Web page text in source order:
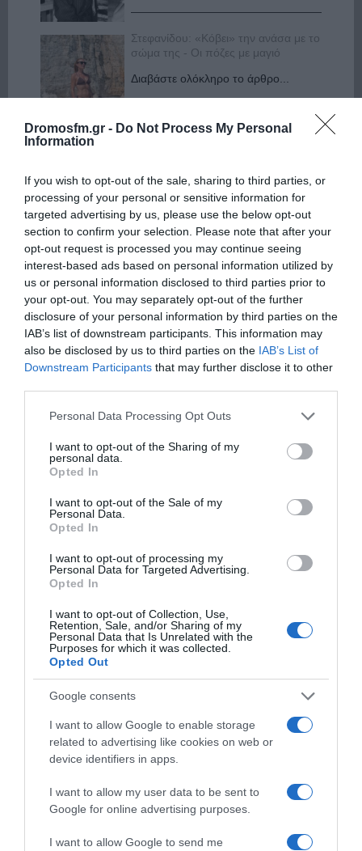
Dromosfm.gr - Do Not Process My Personal
Information
If you wish to opt-out of the sale, sharing to third parties, or
processing of your personal or sensitive information for
targeted advertising by us, please use the below opt-out
section to confirm your selection. Please note that after your
opt-out request is processed you may continue seeing
interest-based ads based on personal information utilized by
us or personal information disclosed to third parties prior to
your opt-out. You may separately opt-out of the further
disclosure of your personal information by third parties on the
IAB’s list of downstream participants. This information may
also be disclosed by us to third parties on the IAB’s List of
Downstream Participants that may further disclose it to other
Please note that this website/app uses one or more Google
not limited to your visit or usage behaviour. You may click to
grant or deny consent to Google and its third-party tags to
use your data for below specified purposes in below Google
consent section.
Personal Data Processing Opt Outs
I want to opt-out of the Sharing of my
personal data.
Opted In
I want to opt-out of the Sale of my
Personal Data.
Opted In
I want to opt-out of processing my
Personal Data for Targeted Advertising.
Opted In
I want to opt-out of Collection, Use,
Retention, Sale, and/or Sharing of my
Personal Data that Is Unrelated with the
Purposes for which it was collected.
Opted Out
Google consents
I want to allow Google to enable storage
related to advertising like cookies on web or
device identifiers in apps.
I want to allow my user data to be sent to
Google for online advertising purposes.
I want to allow Google to send me
Στεφανίδου: «Κόβει» την ανάσα με το
σώμα της - Οι πόζες με μαγιό
Διαβάστε ολόκληρο το άρθρο...
Διαβάστε ολόκληρο το άρθρο...
Γιάννης Στάνκογλου: Δείτε τον έφηβο
με μακριά μαλλιά
Διαβάστε ολόκληρο το άρθρο...
Μαριαλένα Ρουμελιώτη: Δύο
-υπέροχοι- μήνες τον γιο της
Διαβάστε ολόκληρο το άρθρο...